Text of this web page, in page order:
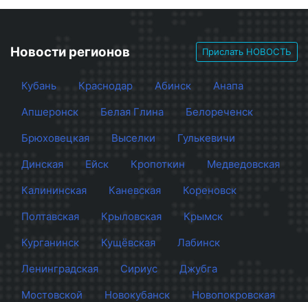
Новости регионов Прислать НОВОСТЬ
Кубань Краснодар Абинск
Анапа
Апшеронск
Белая Глина
Белореченск
Брюховецкая
Выселки
Гулькевичи
Динская
Ейск Кропоткин
Медведовская
Калининская
Каневская
Кореновск
Полтавская
Крыловская
Крымск
Курганинск
Кущёвская
Лабинск
Ленинградская
Сириус
Джубга
Мостовской
Новокубанск
Новопокровская